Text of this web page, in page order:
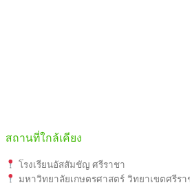
สถานที่ใกล้เคียง
โรงเรียนอัสสัมชัญ ศรีราชา
มหาวิทยาลัยเกษตรศาสตร์ วิทยาเขตศรีรา